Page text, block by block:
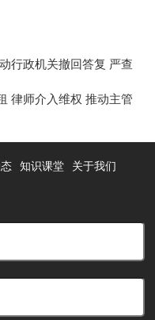
行政机关撤回答复 严查
律师介入维权 推动主管
知识课堂 关于我们